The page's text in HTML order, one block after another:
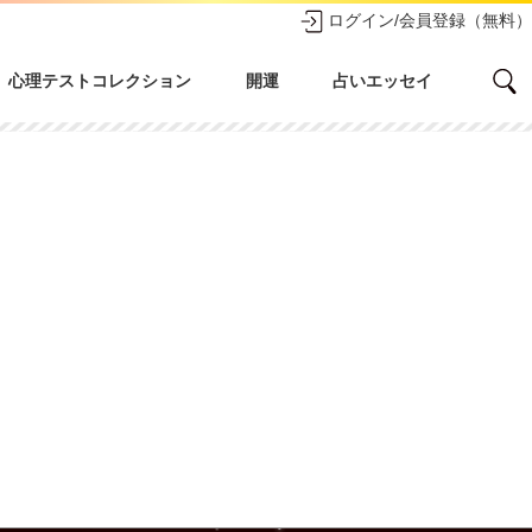
ログイン/会員登録（無料）
心理テストコレクション 開運 占いエッセイ